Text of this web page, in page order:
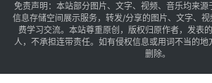
免责声明：本站部分图片、文字、视频、音乐均来
信息存储空间展示服务，转发/分享的图片、文字、
费学习交流。本站尊重原创，版权归原作者，发表
人，不承担连带责任。如有侵权信息或用词不当的地
删除。